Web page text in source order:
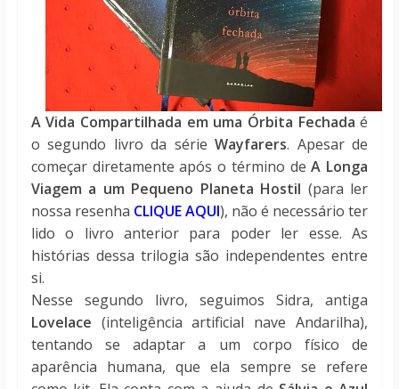
A Vida Compartilhada em uma Órbita Fechadaé
o segundo livro da sérieWayfarers. Apesar de
começar diretamente após o término deA Longa
Viagem a um Pequeno Planeta Hostil (para ler
nossa resenha CLIQUE AQUI), não é necessário ter
lido o livro anterior para poder ler esse. As
histórias dessa trilogia são independentes entre
si.
Nesse segundo livro, seguimos Sidra, antiga
Lovelace (inteligência artificial nave Andarilha),
tentando se adaptar a um corpo físico de
aparência humana, que ela sempre se refere